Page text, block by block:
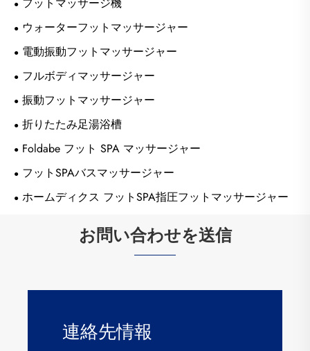
ウォーターフットマッサージャー
電動振動フットマッサージャー
フルボディマッサージャー
振動フットマッサージャー
折りたたみ足湯浴槽
Foldabe フット SPA マッサージャー
フットSPAバスマッサージャー
ホームディクス フットSPA指圧フットマッサージャー
お問い合わせを送信
連絡先情報